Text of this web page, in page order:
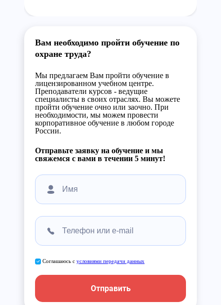
Вам необходимо пройти обучение по
охране труда?
Мы предлагаем Вам пройти обучение в
лицензированном учебном центре.
Преподаватели курсов - ведущие
специалисты в своих отраслях. Вы можете
пройти обучение очно или заочно. При
необходимости, мы можем провести
корпоративное обучение в любом городе
России.
Отправьте заявку на обучение и мы
свяжемся с вами в течении 5 минут!
Соглашаюсь с условиями передачи данных
Отправить